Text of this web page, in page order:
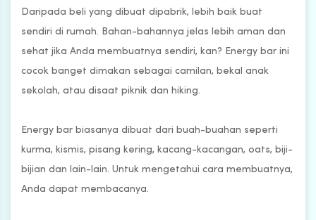
Daripada beli yang dibuat dipabrik, lebih baik buat
sendiri di rumah. Bahan-bahannya jelas lebih aman dan
sehat jika Anda membuatnya sendiri, kan? Energy bar ini
cocok banget dimakan sebagai camilan, bekal anak
sekolah, atau disaat piknik dan hiking.
Energy bar biasanya dibuat dari buah-buahan seperti
kurma, kismis, pisang kering, kacang-kacangan, oats, biji-
bijian dan lain-lain. Untuk mengetahui cara membuatnya,
Anda dapat membacanya.